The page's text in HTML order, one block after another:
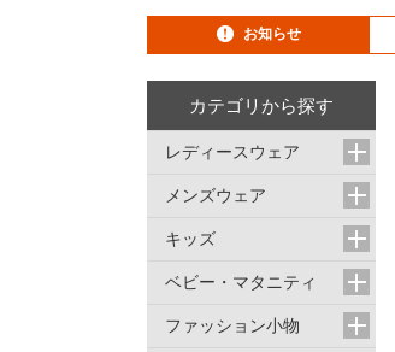
お知らせ
カテゴリから探す
レディースウェア
メンズウェア
キッズ
ベビー・マタニティ
ファッション小物